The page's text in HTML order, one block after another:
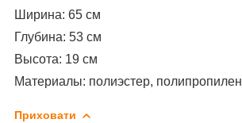
Ширина: 65 см
Глубина: 53 см
Высота: 19 см
Материалы: полиэстер, полипропилен
Приховати